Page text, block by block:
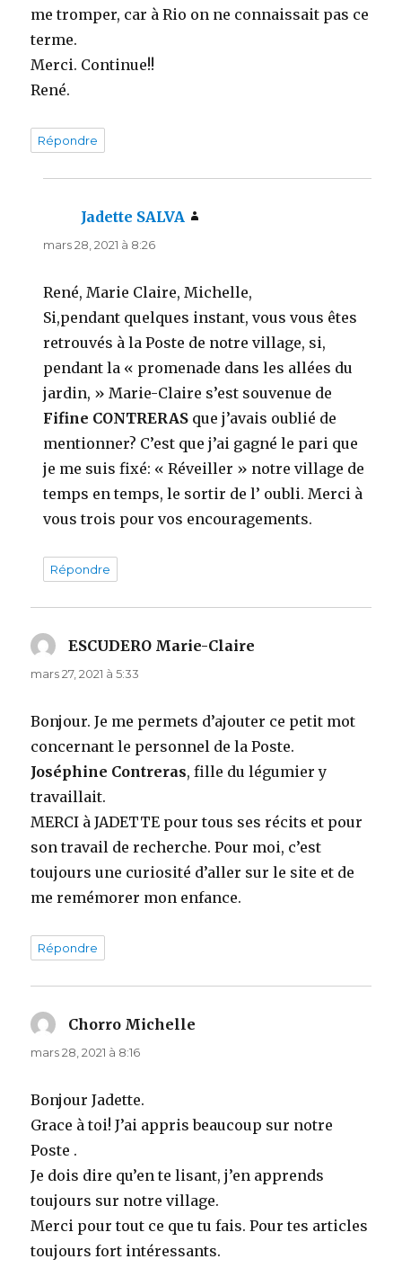
me tromper, car à Rio on ne connaissait pas ce
terme.
Merci. Continue!!
René.
Répondre
Jadette SALVA
mars 28, 2021 à 8:26
René, Marie Claire, Michelle,
Si,pendant quelques instant, vous vous êtes
retrouvés à la Poste de notre village, si,
pendant la « promenade dans les allées du
jardin, » Marie-Claire s’est souvenue de
Fifine CONTRERAS que j’avais oublié de
mentionner? C’est que j’ai gagné le pari que
je me suis fixé: « Réveiller » notre village de
temps en temps, le sortir de l’ oubli. Merci à
vous trois pour vos encouragements.
Répondre
ESCUDERO Marie-Claire
mars 27, 2021 à 5:33
Bonjour. Je me permets d’ajouter ce petit mot
concernant le personnel de la Poste.
Joséphine Contreras, fille du légumier y
travaillait.
MERCI à JADETTE pour tous ses récits et pour
son travail de recherche. Pour moi, c’est
toujours une curiosité d’aller sur le site et de
me remémorer mon enfance.
Répondre
Chorro Michelle
mars 28, 2021 à 8:16
Bonjour Jadette.
Grace à toi! J’ai appris beaucoup sur notre
Poste .
Je dois dire qu’en te lisant, j’en apprends
toujours sur notre village.
Merci pour tout ce que tu fais. Pour tes articles
toujours fort intéressants.